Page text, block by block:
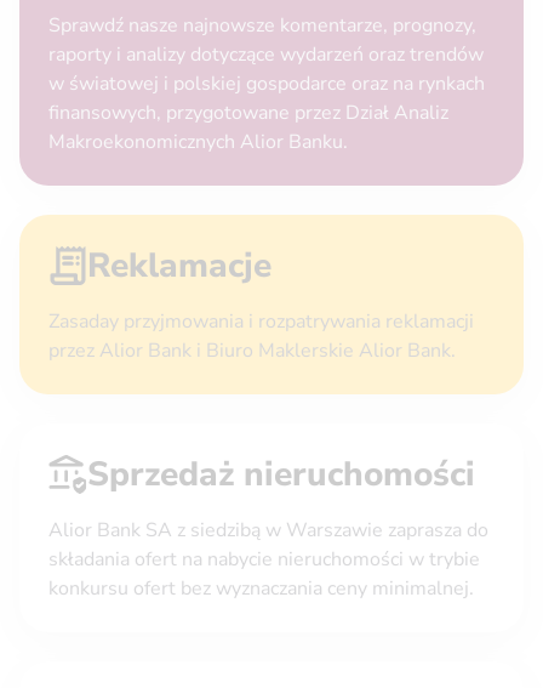
Sprawdź nasze najnowsze komentarze, prognozy,
raporty i analizy dotyczące wydarzeń oraz trendów
w światowej i polskiej gospodarce oraz na rynkach
finansowych, przygotowane przez Dział Analiz
Makroekonomicznych Alior Banku.
Reklamacje
Zasaday przyjmowania i rozpatrywania reklamacji
przez Alior Bank i Biuro Maklerskie Alior Bank.
Sprzedaż nieruchomości
Alior Bank SA z siedzibą w Warszawie zaprasza do
składania ofert na nabycie nieruchomości w trybie
konkursu ofert bez wyznaczania ceny minimalnej.